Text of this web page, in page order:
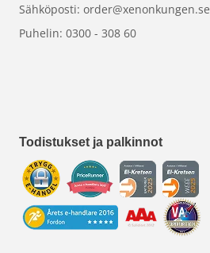
Sähköposti: order@xenonkungen.se
Puhelin: 0300 - 308 60
Todistukset ja palkinnot